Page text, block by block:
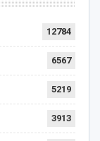
12784
6567
5219
3913